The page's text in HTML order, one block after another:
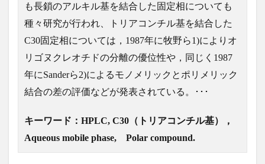
も長鎖のアルキル基を結合した固定相についても
種々研究が行われ、トリアコンチル基を結合した
C30固定相については，1987年に牧野ら1)によりオ
リゴヌクレオチドの分離の優位性や，同じく1987
年にSanderら2)によるモノメリックとポリメリック
結合の差の評価などが発表されている。･･･
キーワード：HPLC, C30（トリアコンチル基），
Aqueous mobile phase, Polar compound.